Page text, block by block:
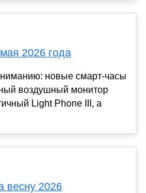
2026 года
новые смарт-часы
воздушный монитор
Light Phone III, а
весну 2026